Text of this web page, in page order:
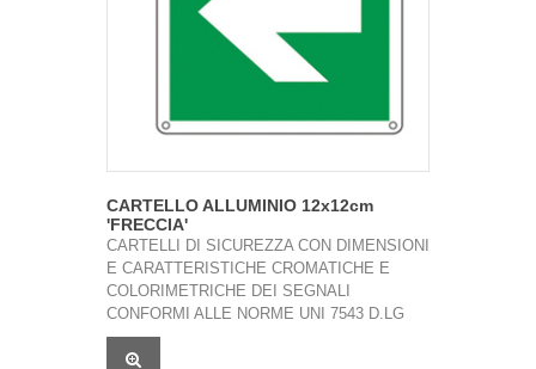
CARTELLO ALLUMINIO 12x12cm
'FRECCIA'
CARTELLI DI SICUREZZA CON DIMENSIONI
E CARATTERISTICHE CROMATICHE E
COLORIMETRICHE DEI SEGNALI
CONFORMI ALLE NORME UNI 7543 D.LG